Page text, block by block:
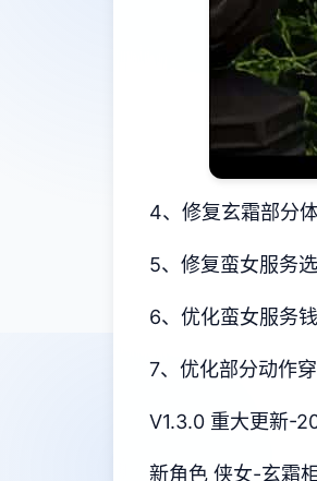
4、修复玄霜部分
5、修复蛮女服务
6、优化蛮女服务
7、优化部分动作
V1.3.0 重大更新-
新角色 侠女-玄霜